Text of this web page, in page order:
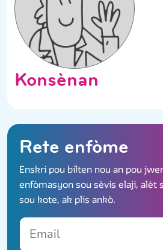
Konsènan
Rete enfòme
Enskri pou bilten nou an pou
enfòmasyon sou sèvis elaji, alèt
sou kote, ak plis ankò.
Email